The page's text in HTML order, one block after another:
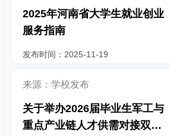
2025年河南省大学生就业创业
服务指南
发布时间：2025-11-19
来源：学校发布
关于举办2026届毕业生军工与
重点产业链人才供需对接双选